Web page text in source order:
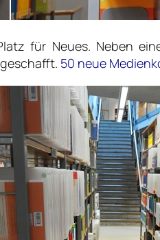
für Neues. Neben
50 neue